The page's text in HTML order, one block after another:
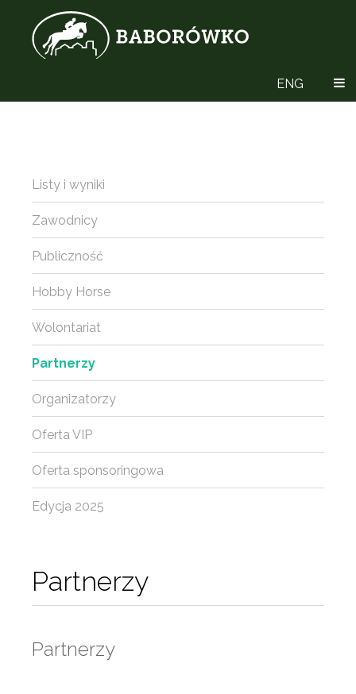
ENG
Partnerzy
Partnerzy
Listy i wyniki
Zawodnicy
Publiczność
Hobby Horse
Wolontariat
Partnerzy
Organizatorzy
Oferta VIP
Oferta sponsoringowa
Edycja 2025